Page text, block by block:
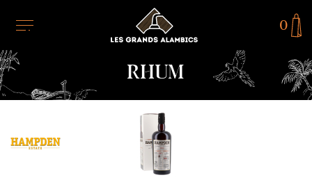
0
RHUM